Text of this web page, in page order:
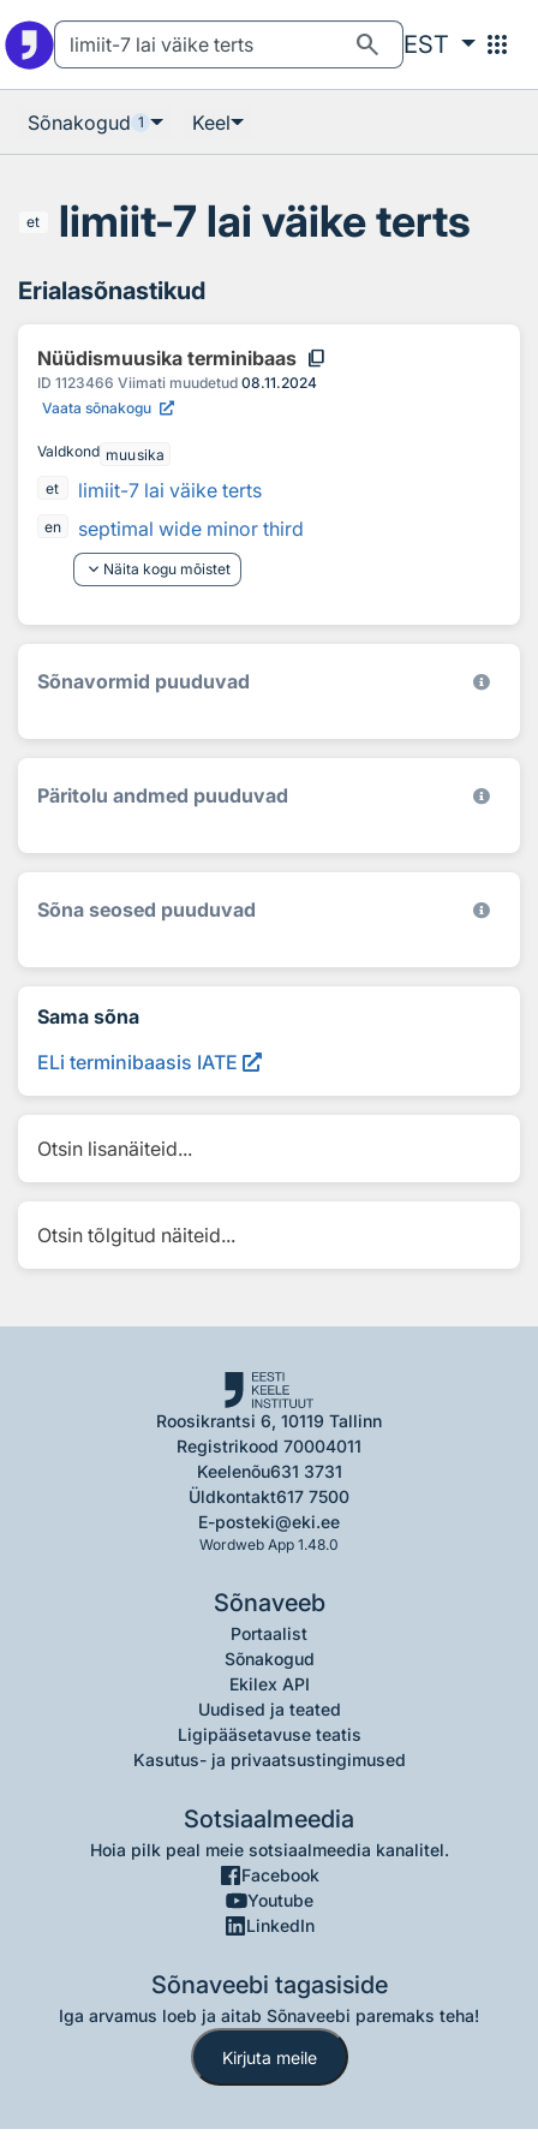
search EST apps
Sõnakogud 1 Keel
et limiit-7 lai väike terts
Erialasõnastikud
Nüüdismuusika terminibaas content_copy
ID 1123466 Viimati muudetud 08.11.2024
Vaata sõnakogu
Valdkond muusika
et
limiit-7 lai väike terts
en
septimal wide minor third
keyboard_arrow_down Näita kogu mõistet
Sõnavormid puuduvad
Päritolu andmed puuduvad
Sõna seosed puuduvad
Sama sõna
ELi terminibaasis IATE
Otsin lisanäiteid...
Otsin tõlgitud näiteid...
Roosikrantsi 6, 10119 Tallinn
Registrikood 70004011
Keelenõu631 3731
Üldkontakt617 7500
E-posteki@eki.ee
Wordweb App 1.48.0
Sõnaveeb
Portaalist
Sõnakogud
Ekilex API
Uudised ja teated
Ligipääsetavuse teatis
Kasutus- ja privaatsustingimused
Sotsiaalmeedia
Hoia pilk peal meie sotsiaalmeedia kanalitel.
Facebook
Youtube
LinkedIn
Sõnaveebi tagasiside
Iga arvamus loeb ja aitab Sõnaveebi paremaks teha!
Kirjuta meile